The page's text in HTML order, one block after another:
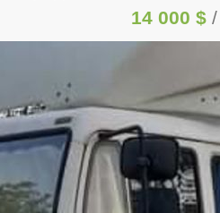
14 000 $